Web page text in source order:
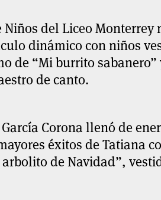
del Liceo Monterrey
dinámico con niños
de “Mi burrito sabanero”
de canto.
Corona llenó de
éxitos de Tatiana
de Navidad”,